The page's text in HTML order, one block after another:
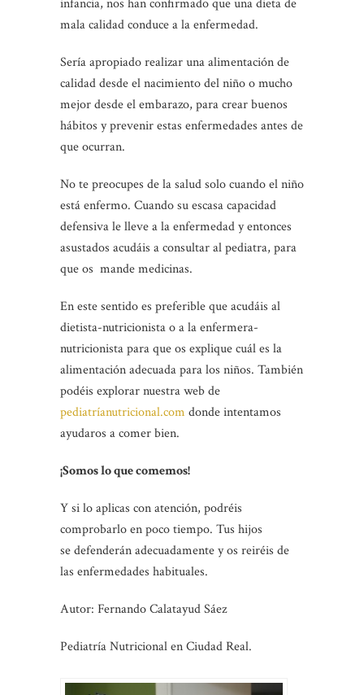
mala calidad conduce a la enfermedad.
Sería apropiado realizar una alimentación de
calidad desde el nacimiento del niño o mucho
mejor desde el embarazo, para crear buenos
hábitos y prevenir estas enfermedades antes de
que ocurran.
No te preocupes de la salud solo cuando el niño
está enfermo. Cuando su escasa capacidad
defensiva le lleve a la enfermedad y entonces
asustados acudáis a consultar al pediatra, para
que os mande medicinas.
En este sentido es preferible que acudáis al
dietista-nutricionista o a la enfermera-
nutricionista para que os explique cuál es la
alimentación adecuada para los niños. También
podéis explorar nuestra web de
pediatríanutricional.com donde intentamos
ayudaros a comer bien.
¡Somos lo que comemos!
Y si lo aplicas con atención, podréis
comprobarlo en poco tiempo. Tus hijos
se defenderán adecuadamente y os reiréis de
las enfermedades habituales.
Autor: Fernando Calatayud Sáez
Pediatría Nutricional en Ciudad Real.